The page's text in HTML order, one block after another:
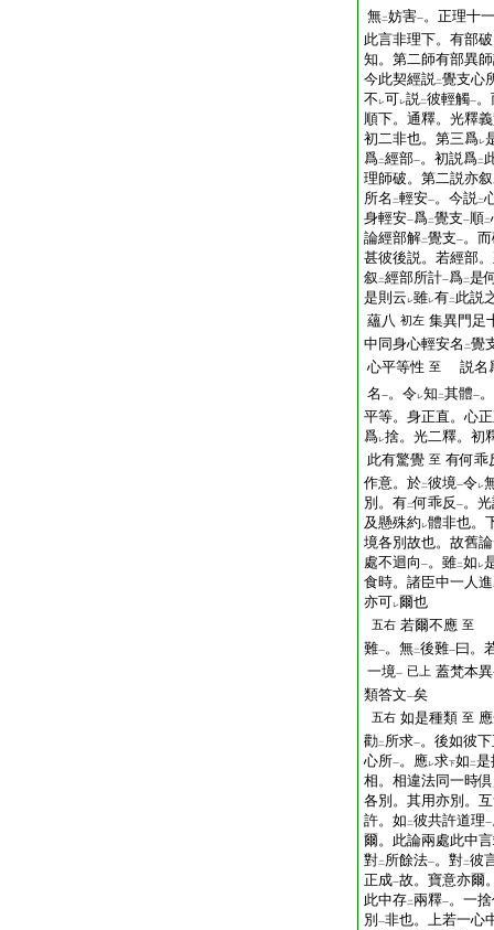
無二妨害一。正理十一
此言非理下。有部
知。第二師有部異
今此契經説二覺支心
不 レ可レ説二彼輕觸一
順下。通釋。光釋
初二非也。第三爲レ
爲二經部一。初説爲二
理師破。第二説亦叙
所名 二輕安一。今説二
身輕安一爲二覺支一順二
論經部解二覺支一。
甚彼後説。若經部
叙 二經部所計一爲二是
是則云 レ雖レ有二 此説
蘊八 初左 集異門足
中同身心輕安名 二覺
心平等性 至
説名
名 一。令レ知 二其體一
平等。身正直。心
爲レ捨。光二釋。初
此有驚覺 至 有何
作意。於二彼境一令レ
別。有二何乖反 一。
及懸殊約 レ體非也。
境各別故也。故舊
處不迴向 一。雖二如 レ
食時。諸臣中一人進
亦可レ爾也
五右 若爾不應 至
難一。無二後難一曰。
一境一 已上 蓋梵本異
類答文一矣
五右 如是種類 至
勸二 所求一。後如彼
心所一。應レ求下如 二是
相。相違法同一時
各別。其用亦別。
許。如 二彼共許道理一
爾。此論兩處此中
對二 所餘法一。對二彼
正成一故。寶意亦爾
此中存二兩釋一。一
別 一非也。上若一心